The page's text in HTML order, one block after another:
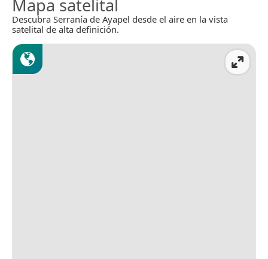
Mapa satelital
Descubra Serranía de Ayapel desde el aire en la vista
satelital de alta definición.